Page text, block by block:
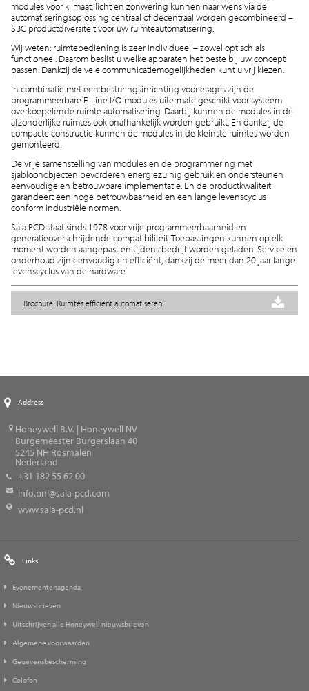
modules voor klimaat, licht en zonwering kunnen naar wens via de
automatiseringsoplossing centraal of decentraal worden gecombineerd –
SBC productdiversiteit voor uw ruimteautomatisering.
Wij weten: ruimtebediening is zeer individueel – zowel optisch als
functioneel. Daarom beslist u welke apparaten het beste bij uw concept
passen. Dankzij de vele communicatiemogelijkheden kunt u vrij kiezen.
In combinatie met een besturingsinrichting voor etages zijn de
programmeerbare E-Line I/O-modules uitermate geschikt voor systeem
overkoepelende ruimte automatisering. Daarbij kunnen de modules in de
afzonderlijke ruimtes ook onafhankelijk worden gebruikt. En dankzij de
compacte constructie kunnen de modules in de kleinste ruimtes worden
gemonteerd.
De vrije samenstelling van modules en de programmering met
sjabloonobjecten bevorderen energiezuinig gebruik en ondersteunen
eenvoudige en betrouwbare implementatie. En de productkwaliteit
garandeert een hoge betrouwbaarheid en een lange levenscyclus
conform industriële normen.
Saia PCD staat sinds 1978 voor vrije programmeerbaarheid en
generatieoverschrijdende compatibiliteit. Toepassingen kunnen op elk
moment worden aangepast en tijdens bedrijf worden geladen. Service en
onderhoud zijn eenvoudig en efficiënt, dankzij de meer dan 20 jaar lange
levenscyclus van de hardware.
Brochure: Ruimtes efficiënt automatiseren
Address
Honeywell B.V. | Honeywell NV
Burgemeester Burgerslaan 40
5245 NH Rosmalen
Nederland
+31 182 55 62 00
info.bnl@saia-pcd.com
www.saia-pcd.nl
Links
Evenementenagenda
Nieuwsbrieven
Uitschrijven alle Honeywell nieuwsbrieven
Algemene voorwaarden
Gegevensbescherming
Colofon